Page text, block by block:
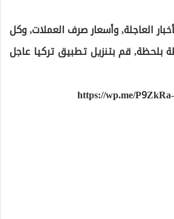
العاجلة, وأسعار صرف العملات, وكل
بلحظة, قم بتنزيل تطبيق تركيا عاجل
https://wp.me/